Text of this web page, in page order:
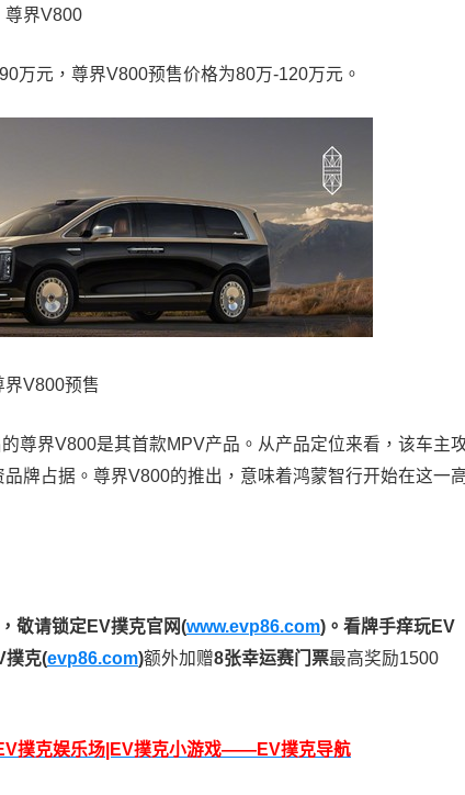
尊界V800
元，尊界V800预售价格为80万-120万元。
界V800预售
界V800是其首款MPV产品。从产品定位来看，该车主
牌占据。尊界V800的推出，意味着鸿蒙智行开始在这一
敬请锁定EV撲克官网(www.evp86.com)。 看牌手痒玩EV
撲克(evp86.com)额外加赠8张幸运赛门票最高奖励1500
撲克娱乐场|EV撲克小游戏——EV撲克导航